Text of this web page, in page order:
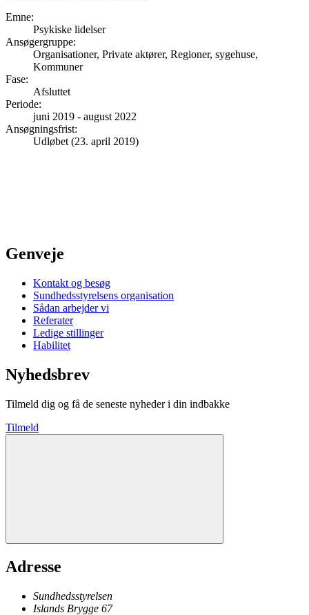
Emne:
Psykiske lidelser
Ansøgergruppe:
Organisationer, Private aktører, Regioner, sygehuse,
Kommuner
Fase:
Afsluttet
Periode:
juni 2019 - august 2022
Ansøgningsfrist:
Udløbet (23. april 2019)
Genveje
Kontakt og besøg
Sundhedsstyrelsens organisation
Sådan arbejder vi
Referater
Ledige stillinger
Habilitet
Nyhedsbrev
Tilmeld dig og få de seneste nyheder i din indbakke
Tilmeld
Adresse
Sundhedsstyrelsen
Islands Brygge 67